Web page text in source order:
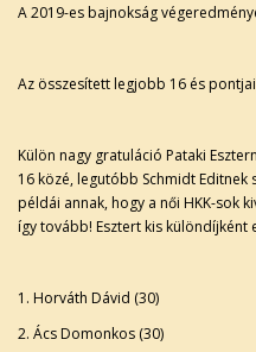
A 2019-es bajnokság
Az összesített legjobb 16 és
Külön nagy gratuláció Pataki
16 közé, legutóbb Schmidt
példái annak, hogy a női HKK-sok
így tovább! Esztert kis különdíjként
1. Horváth Dávid (30)
2. Ács Domonkos (30)